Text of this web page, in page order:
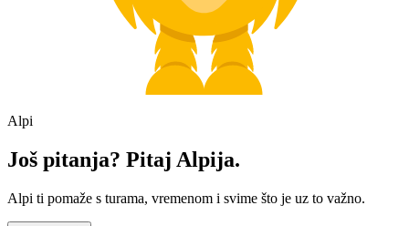
Alpi
Još pitanja? Pitaj Alpija.
Alpi ti pomaže s turama, vremenom i svime što je uz to važno.